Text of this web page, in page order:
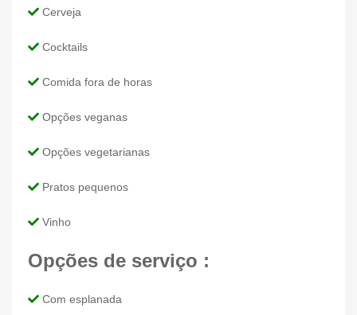
Cerveja
Cocktails
Comida fora de horas
Opções veganas
Opções vegetarianas
Pratos pequenos
Vinho
Opções de serviço :
Com esplanada